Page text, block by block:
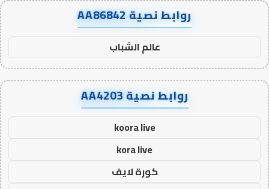
روابط نصية AA86842
عالم الشباب
روابط نصية AA4203
koora live
kora live
كورة لايف